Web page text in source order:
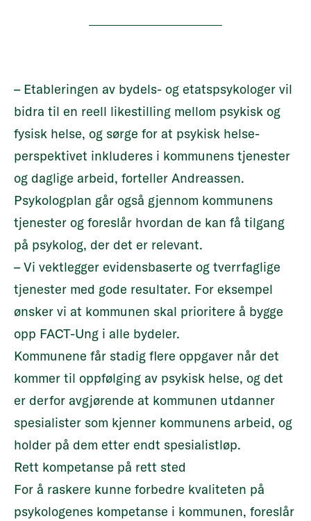
– Etableringen av bydels- og etatspsykologer vil
bidra til en reell likestilling mellom psykisk og
fysisk helse, og sørge for at psykisk helse-
perspektivet inkluderes i kommunens tjenester
og daglige arbeid, forteller Andreassen.
Psykologplan går også gjennom kommunens
tjenester og foreslår hvordan de kan få tilgang
på psykolog, der det er relevant.
– Vi vektlegger evidensbaserte og tverrfaglige
tjenester med gode resultater. For eksempel
ønsker vi at kommunen skal prioritere å bygge
opp FACT-Ung i alle bydeler.
Kommunene får stadig flere oppgaver når det
kommer til oppfølging av psykisk helse, og det
er derfor avgjørende at kommunen utdanner
spesialister som kjenner kommunens arbeid, og
holder på dem etter endt spesialistløp.
Rett kompetanse på rett sted
For å raskere kunne forbedre kvaliteten på
psykologenes kompetanse i kommunen, foreslår